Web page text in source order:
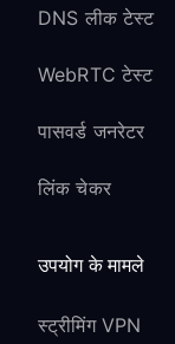
DNS लीक टेस्ट
WebRTC टेस्ट
पासवर्ड जनरेटर
लिंक चेकर
उपयोग के मामले
स्ट्रीमिंग VPN